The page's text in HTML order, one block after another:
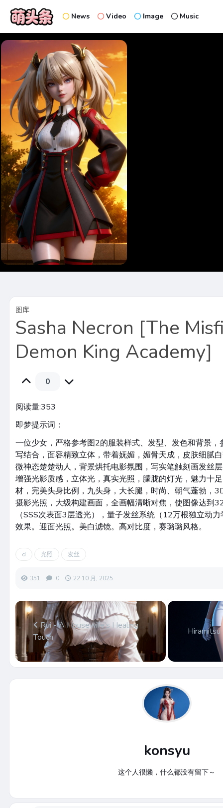
News Video Image Music
图库
Sasha Necron [The
Demon King Academy]
0
阅读量:353
即梦提示词：
一位少女，严格参考图2的服装样式、发型、发色和背景
写结合，面容精致立体，带着妩媚，媚骨天成，皮肤细腻
微神态楚楚动人，背景烘托电影氛围，写实笔触刻画发丝
增强光影质感，立体光，真实光照，朦胧的灯光，魅力十
材，完美头身比例，九头身，大长腿，时尚、朝气蓬勃，
摄影光照，大级构建画面，全画幅清晰对焦，使图像达到
（SSS次表面3层透光），量子发丝系统（12万根独立动
效果。迎面光照。美白滤镜。高对比度，赛璐璐风格。
d 光照 发丝
351 0 22 10 月, 2025
Rui - A Housewife’s Healing
Touch
konsyu
这个人很懒，什么都没有留下～